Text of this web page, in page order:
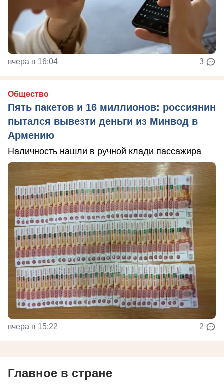
вчера в 16:04 3
Общество
Пять пакетов и 16 миллионов: россиянин
пытался вывезти деньги из Минвод в
Армению
Наличность нашли в ручной клади пассажира
вчера в 15:22 2
Главное в стране